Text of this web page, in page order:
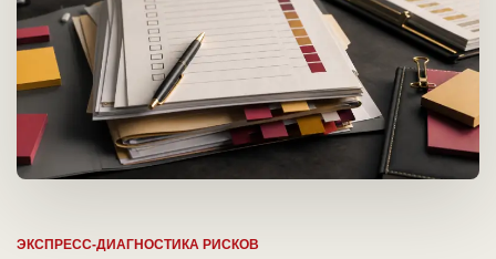
ЭКСПРЕСС-ДИАГНОСТИКА РИСКОВ